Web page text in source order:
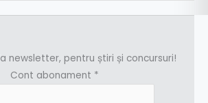
newsletter, pentru știri și concursuri!
Cont abonament *